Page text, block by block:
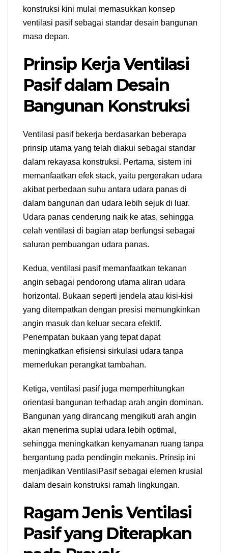
konstruksi kini mulai memasukkan konsep
ventilasi pasif sebagai standar desain bangunan
masa depan.
Prinsip Kerja Ventilasi
Pasif dalam Desain
Bangunan Konstruksi
Ventilasi pasif bekerja berdasarkan beberapa
prinsip utama yang telah diakui sebagai standar
dalam rekayasa konstruksi. Pertama, sistem ini
memanfaatkan efek stack, yaitu pergerakan udara
akibat perbedaan suhu antara udara panas di
dalam bangunan dan udara lebih sejuk di luar.
Udara panas cenderung naik ke atas, sehingga
celah ventilasi di bagian atap berfungsi sebagai
saluran pembuangan udara panas.
Kedua, ventilasi pasif memanfaatkan tekanan
angin sebagai pendorong utama aliran udara
horizontal. Bukaan seperti jendela atau kisi-kisi
yang ditempatkan dengan presisi memungkinkan
angin masuk dan keluar secara efektif.
Penempatan bukaan yang tepat dapat
meningkatkan efisiensi sirkulasi udara tanpa
memerlukan perangkat tambahan.
Ketiga, ventilasi pasif juga memperhitungkan
orientasi bangunan terhadap arah angin dominan.
Bangunan yang dirancang mengikuti arah angin
akan menerima suplai udara lebih optimal,
sehingga meningkatkan kenyamanan ruang tanpa
bergantung pada pendingin mekanis. Prinsip ini
menjadikan VentilasiPasif sebagai elemen krusial
dalam desain konstruksi ramah lingkungan.
Ragam Jenis Ventilasi
Pasif yang Diterapkan